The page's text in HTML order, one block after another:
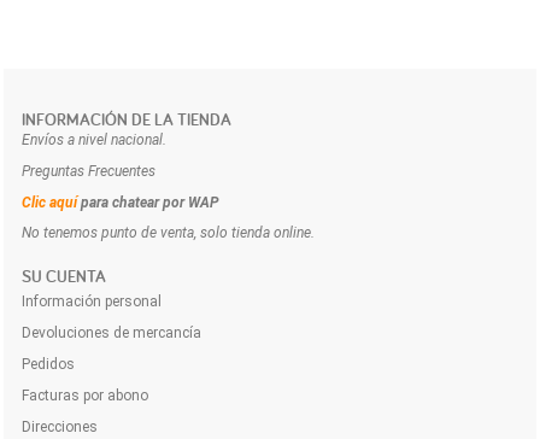
INFORMACIÓN DE LA TIENDA
Envíos a nivel nacional.
Preguntas Frecuentes
Clic aquí para chatear por WAP
No tenemos punto de venta, solo tienda online.
SU CUENTA
Información personal
Devoluciones de mercancía
Pedidos
Facturas por abono
Direcciones